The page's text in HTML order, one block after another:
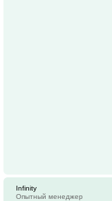
Infinity
Опытный менеджер